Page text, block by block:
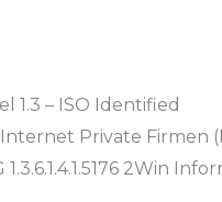
1.3 – ISO Identified
Internet Private Firmen
1.3.6.1.4.1.5176 2Win